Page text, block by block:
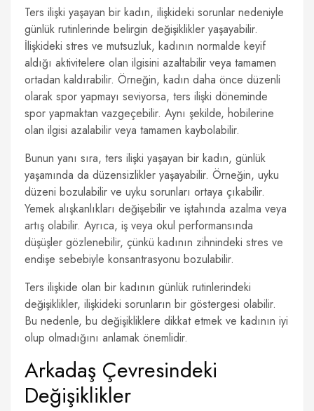
Ters ilişki yaşayan bir kadın, ilişkideki sorunlar nedeniyle
günlük rutinlerinde belirgin değişiklikler yaşayabilir.
İlişkideki stres ve mutsuzluk, kadının normalde keyif
aldığı aktivitelere olan ilgisini azaltabilir veya tamamen
ortadan kaldırabilir. Örneğin, kadın daha önce düzenli
olarak spor yapmayı seviyorsa, ters ilişki döneminde
spor yapmaktan vazgeçebilir. Aynı şekilde, hobilerine
olan ilgisi azalabilir veya tamamen kaybolabilir.
Bunun yanı sıra, ters ilişki yaşayan bir kadın, günlük
yaşamında da düzensizlikler yaşayabilir. Örneğin, uyku
düzeni bozulabilir ve uyku sorunları ortaya çıkabilir.
Yemek alışkanlıkları değişebilir ve iştahında azalma veya
artış olabilir. Ayrıca, iş veya okul performansında
düşüşler gözlenebilir, çünkü kadının zihnindeki stres ve
endişe sebebiyle konsantrasyonu bozulabilir.
Ters ilişkide olan bir kadının günlük rutinlerindeki
değişiklikler, ilişkideki sorunların bir göstergesi olabilir.
Bu nedenle, bu değişikliklere dikkat etmek ve kadının iyi
olup olmadığını anlamak önemlidir.
Arkadaş Çevresindeki
Değişiklikler